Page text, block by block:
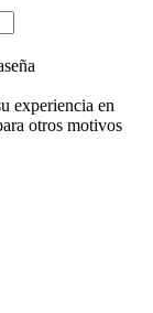
experiencia en
otros motivos